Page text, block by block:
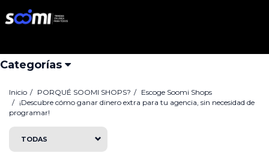
Categorías
Porqué Soomi Shops?
Inicio PORQUÉ SOOMI SHOPS?
Escoge Soomi Shops
¡Descubre cómo ganar dinero extra para tu agencia, sin necesidad de
programar!
TODAS